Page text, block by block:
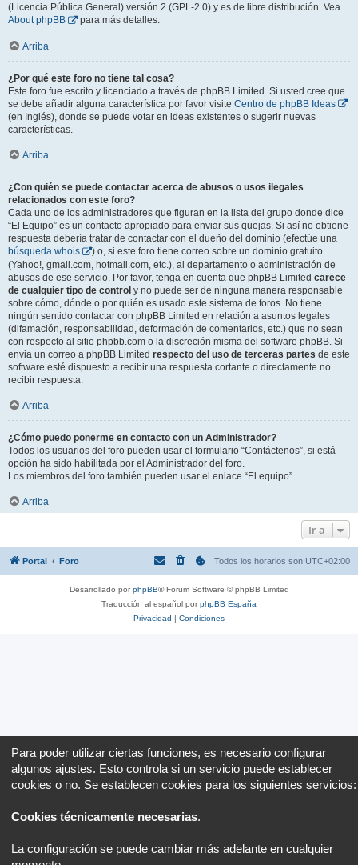
(Licencia Pública General) versión 2 (GPL-2.0) y es de libre distribución. Vea
About phpBB
para más detalles.
Arriba
¿Por qué este foro no tiene tal cosa?
Este foro fue escrito y licenciado a través de phpBB Limited. Si usted cree que
se debe añadir alguna característica por favor visite Centro de phpBB Ideas
(en Inglés), donde se puede votar en ideas existentes o sugerir nuevas
características.
Arriba
¿Con quién se puede contactar acerca de abusos o usos ilegales
relacionados con este foro?
Cada uno de los administradores que figuran en la lista del grupo donde dice
“El Equipo” es un contacto apropiado para enviar sus quejas. Si así no obtiene
respuesta debería tratar de contactar con el dueño del dominio (efectúe una
búsqueda whois
) o, si este foro tiene correo sobre un dominio gratuito
(Yahoo!, gmail.com, hotmail.com, etc.), al departamento o administración de
abusos de ese servicio. Por favor, tenga en cuenta que phpBB Limited carece
de cualquier tipo de control y no puede ser de ninguna manera responsable
sobre cómo, dónde o por quién es usado este sistema de foros. No tiene
ningún sentido contactar con phpBB Limited en relación a asuntos legales
(difamación, responsabilidad, deformación de comentarios, etc.) que no sean
con respecto al sitio phpbb.com o la discreción misma del software phpBB. Si
envia un correo a phpBB Limited respecto del uso de terceras partes de este
software esté dispuesto a recibir una respuesta cortante o directamente no
recibir respuesta.
Arriba
¿Cómo puedo ponerme en contacto con un Administrador?
Todos los usuarios del foro pueden usar el formulario “Contáctenos”, si está
opción ha sido habilitada por el Administrador del foro.
Los miembros del foro también pueden usar el enlace “El equipo”.
Arriba
Ir a
Portal Foro Todos los horarios son UTC+02:00
Desarrollado porphpBB® Forum Software © phpBB Limited
Traducción al español porphpBB España
Privacidad | Condiciones
Para poder utilizar ciertas funciones, es necesario configurar
algunos ajustes. Esto controla si un servicio puede establecer
cookies o no. Se establecen cookies para los siguientes servicios:
Cookies técnicamente necesarias.
La configuración se puede cambiar más adelante en cualquier